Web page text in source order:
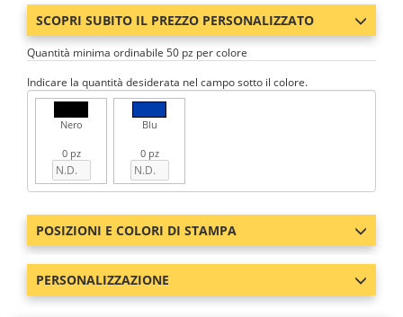
SCOPRI SUBITO IL PREZZO PERSONALIZZATO
Quantità minima ordinabile 50 pz per colore
Indicare la quantità desiderata nel campo sotto il colore.
Nero
0 pz
Blu
0 pz
POSIZIONI E COLORI DI STAMPA
PERSONALIZZAZIONE